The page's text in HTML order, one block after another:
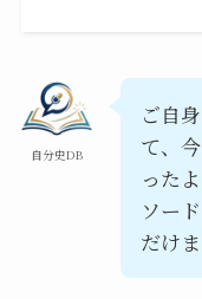
自分史DB
ご自
て、
った
ソー
だけ